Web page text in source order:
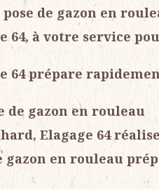
de gazon en
64, à votre service
64 prépare
de gazon en rouleau
Elagage 64
gazon en rouleau